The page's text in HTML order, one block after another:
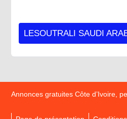
LESOUTRALI SAUDI
Annonces gratuites Côte d’Ivoire,